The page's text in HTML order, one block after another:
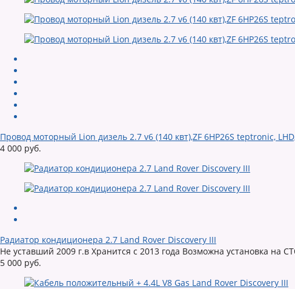
Провод моторный Lion дизель 2.7 v6 (140 квт),ZF 6HP26S teptronic,
4 000 руб.
Радиатор кондиционера 2.7 Land Rover Discovery III
Не уставший 2009 г.в Хранится с 2013 года Возможна установка на
5 000 руб.